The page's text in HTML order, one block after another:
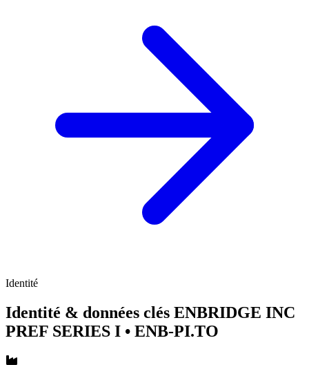
Identité
Identité & données clés ENBRIDGE INC
PREF SERIES I • ENB-PI.TO